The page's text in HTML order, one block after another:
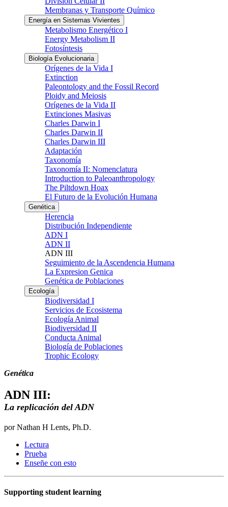
Membranas y Transporte Químico
Energía en Sistemas Vivientes
Metabolismo Energético I
Energy Metabolism II
Fotosíntesis
Biología Evolucionaria
Orígenes de la Vida I
Extinction
Paleontology and the Fossil Record
Ploidy and Meiosis
Orígenes de la Vida II
Extinciones Masivas
Charles Darwin I
Charles Darwin II
Charles Darwin III
Adaptación
Taxonomía
Taxonomía II: Nomenclatura
Introduction to Paleoanthropology
The Piltdown Hoax
El Futuro de la Evolución Humana
Genética
Herencia
Distribución Independiente
ADN I
ADN II
ADN III
Seguimiento de la Ascendencia Humana
La Expresion Genica
Genética de Poblaciones
Ecología
Biodiversidad I
Servicios de Ecosistema
Ecología Animal
Biodiversidad II
Conducta Animal
Biología de Poblaciones
Trophic Ecology
Genética
ADN III:
La replicación del ADN
por Nathan H Lents, Ph.D.
Lectura
Prueba
Enseñe con esto
Supporting student learning